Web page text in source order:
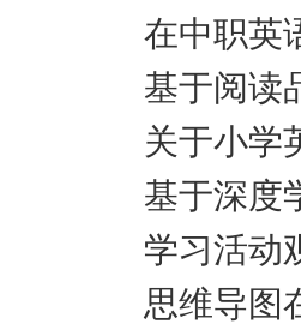
在中职英
基于阅读
关于小
基于深度
学习活动
思维导图